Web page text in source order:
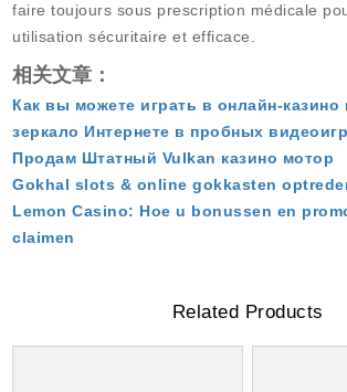
faire toujours sous prescription médicale
utilisation sécuritaire et efficace.
相关文章：
Как вы можете играть в онлайн-казино
зеркало Интернете в пробных
Продам Штатный Vulkan казино мотор
Gokhal slots & online gokkasten
Lemon Casino: Hoe u bonussen en
claimen
Related Products